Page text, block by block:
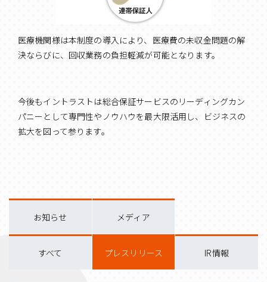
医療機関様は本制度の導入により、医療費の未収金問題の解
決ならびに、回収業務の負担軽減が可能となります。
今後もイントラストは総合保証サービスのリーディングカン
パニーとして専門性やノウハウを最大限活用し、ビジネスの
拡大を図って参ります。
すべて プレスリリース IR情報
お知らせ メディア